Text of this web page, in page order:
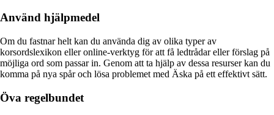
Använd hjälpmedel
Om du fastnar helt kan du använda dig av olika typer av
korsordslexikon eller online-verktyg för att få ledtrådar eller förslag på
möjliga ord som passar in. Genom att ta hjälp av dessa resurser kan du
komma på nya spår och lösa problemet med Äska på ett effektivt sätt.
Öva regelbundet